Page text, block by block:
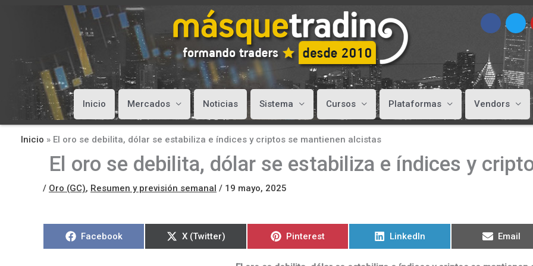
Inicio Mercados Noticias Sistema Cursos Plataformas Vendors
Inicio » El oro se debilita, dólar se estabiliza e índices y criptos se mantienen alcistas
El oro se debilita, dólar se estabiliza e índices y
/ Oro (GC), Resumen y previsión semanal / 19 mayo, 2025
Compartir
Facebook
Compartir
en
X (Twitter)
Compartir
Pinterest
Compartir
LinkedIn Email